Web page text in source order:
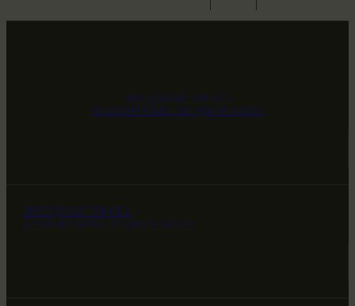
ЗВЕЗДНЫЕ ВРАТА
НАШ МИР ВЧЕРА СЕГОДНЯ И ЗАВТРА
ЗВЕЗДНЫЕ ВРАТА
НАШ МИР ВЧЕРА СЕГОДНЯ И ЗАВТРА